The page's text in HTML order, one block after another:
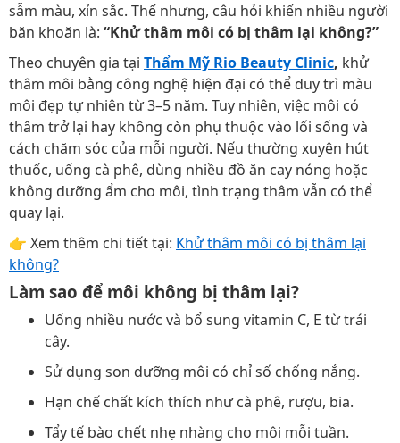
sẫm màu, xỉn sắc. Thế nhưng, câu hỏi khiến nhiều người
băn khoăn là: “Khử thâm môi có bị thâm lại không?”
Theo chuyên gia tại Thẩm Mỹ Rio Beauty Clinic, khử
thâm môi bằng công nghệ hiện đại có thể duy trì màu
môi đẹp tự nhiên từ 3–5 năm. Tuy nhiên, việc môi có
thâm trở lại hay không còn phụ thuộc vào lối sống và
cách chăm sóc của mỗi người. Nếu thường xuyên hút
thuốc, uống cà phê, dùng nhiều đồ ăn cay nóng hoặc
không dưỡng ẩm cho môi, tình trạng thâm vẫn có thể
quay lại.
👉 Xem thêm chi tiết tại: Khử thâm môi có bị thâm lại
không?
Làm sao để môi không bị thâm lại?
Uống nhiều nước và bổ sung vitamin C, E từ trái
cây.
Sử dụng son dưỡng môi có chỉ số chống nắng.
Hạn chế chất kích thích như cà phê, rượu, bia.
Tẩy tế bào chết nhẹ nhàng cho môi mỗi tuần.